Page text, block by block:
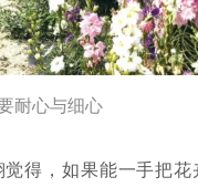
耐心与细心
觉得，如果能一手把花